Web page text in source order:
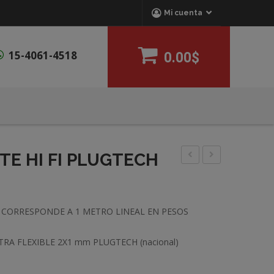
Mi cuenta
15-4061-4518 0.00$
HI FI PLUGTECH
A 1 METRO LINEAL EN PESOS
FLEXIBLE 2X1 mm PLUGTECH (nacional)